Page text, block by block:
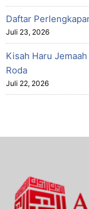
Daftar
Juli 23, 2026
Kisah Haru
Roda
Juli 22, 2026